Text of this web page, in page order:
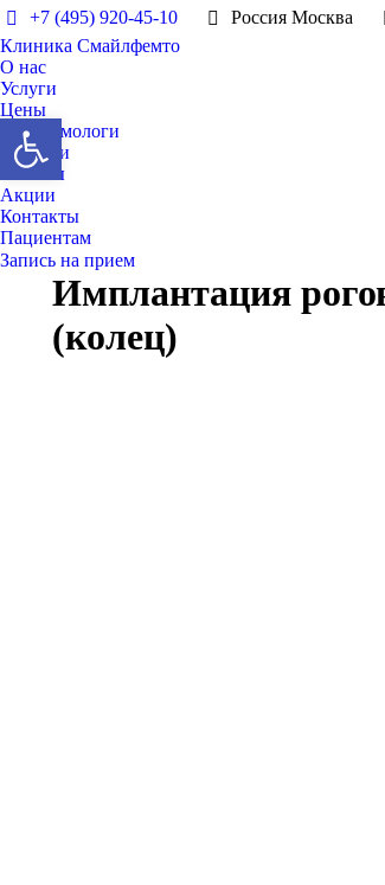
+7 (495) 920-45-10 Россия Москва
Клиника Смайлфемто
О нас
Услуги
Цены
Офтальмологи
Новости
Отзывы
Акции
Контакты
Пациентам
Запись на прием
Имплантация
(колец)
Открыть панель